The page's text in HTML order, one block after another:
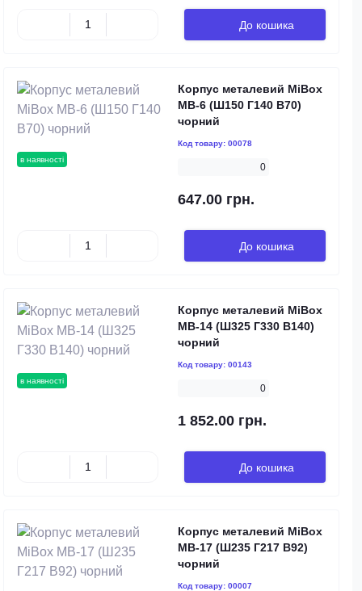
До кошика
в наявності
Корпус металевий MiBox
MB-6 (Ш150 Г140 В70)
чорний
Код товару: 00078
0
647.00 грн.
До кошика
в наявності
Корпус металевий MiBox
MB-14 (Ш325 Г330 В140)
чорний
Код товару: 00143
0
1 852.00 грн.
До кошика
Корпус металевий MiBox
MB-17 (Ш235 Г217 В92)
чорний
Код товару: 00007